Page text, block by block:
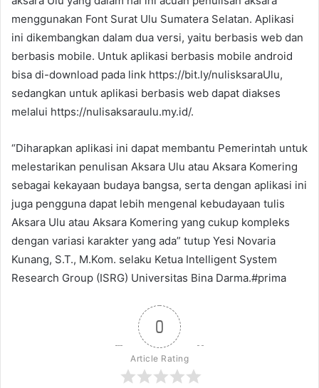
menggunakan Font Surat Ulu Sumatera Selatan. Aplikasi
ini dikembangkan dalam dua versi, yaitu berbasis web dan
berbasis mobile. Untuk aplikasi berbasis mobile android
bisa di-download pada link https://bit.ly/nulisksaraUlu,
sedangkan untuk aplikasi berbasis web dapat diakses
melalui https://nulisaksaraulu.my.id/.
“Diharapkan aplikasi ini dapat membantu Pemerintah untuk
melestarikan penulisan Aksara Ulu atau Aksara Komering
sebagai kekayaan budaya bangsa, serta dengan aplikasi ini
juga pengguna dapat lebih mengenal kebudayaan tulis
Aksara Ulu atau Aksara Komering yang cukup kompleks
dengan variasi karakter yang ada” tutup Yesi Novaria
Kunang, S.T., M.Kom. selaku Ketua Intelligent System
Research Group (ISRG) Universitas Bina Darma.#prima
0
Article Rating